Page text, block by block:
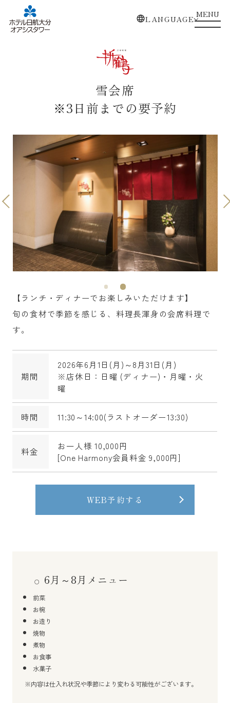
LANGUAGEMENU
雪会席
※3日前までの要予約
【ランチ・ディナーでお楽しみいただけます】
旬の食材で季節を感じる、料理長渾身の会席料理で
す。
期間
2026年6月1日(月)～8月31日(月)
※店休日：日曜 (ディナー)・月曜・火
曜
時間 11:30～14:00(ラストオーダー13:30)
料金
お一人様 10,000円
[One Harmony会員料金 9,000円]
WEB予約する
6月～8月メニュー
前菜
お椀
お造り
焼物
煮物
お食事
水菓子
※内容は仕入れ状況や季節により変わる可能性がございます。